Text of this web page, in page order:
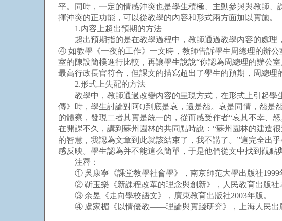
平。同時，一定的情感沖突也是學生積極、主動參與與教師
揮沖突的正功能，可以從教學的內容和形式兩方面加以實施。
1.內容上超出預期的方法
超出預期指的是在教學過程中，教師通過教學內容的處理
④ 如教學《一夜的工作》一文時，教師告訴學生周總理的辦
室的陳設簡樸進行比較，再讓學生說說“你認為周總理的辦公
最高行政長官符合，但課文的描寫超出了學生的預期，周總理
2.形式上失配的方法
教學中，教師通過改變內容的呈現方式，在形式上引起學
傳》時，學生討論對阿Q到底是哀，還是怨。哀是同情，怨
的體察，發現二者其實是統一的，從而感受作者“哀其不幸、
在開課不久，講到蘇州園林的共同點時說：“蘇州園林的建造
的智慧，我認為文章到此就該結束了，我不講了。”這完全出
感反映。學生認為并不能這么簡單，于是他們從文中找到觀
注釋：
① 吳康寧《課堂教學社會學》，南京師范大學出版社1999
② 靳玉樂《新課程改革的理念與創新》，人民教育出版社
③ 余昱《走向學校語文》，廣東教育出版社2003年版。
④ 盧家楣《以情優教——理論與實踐研究》，上海人民出版